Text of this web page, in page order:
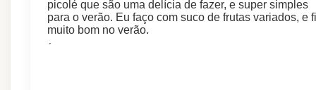
picolé que são uma delícia de fazer, e super simples
para o verão. Eu faço com suco de frutas variados, e
muito bom no verão.
´